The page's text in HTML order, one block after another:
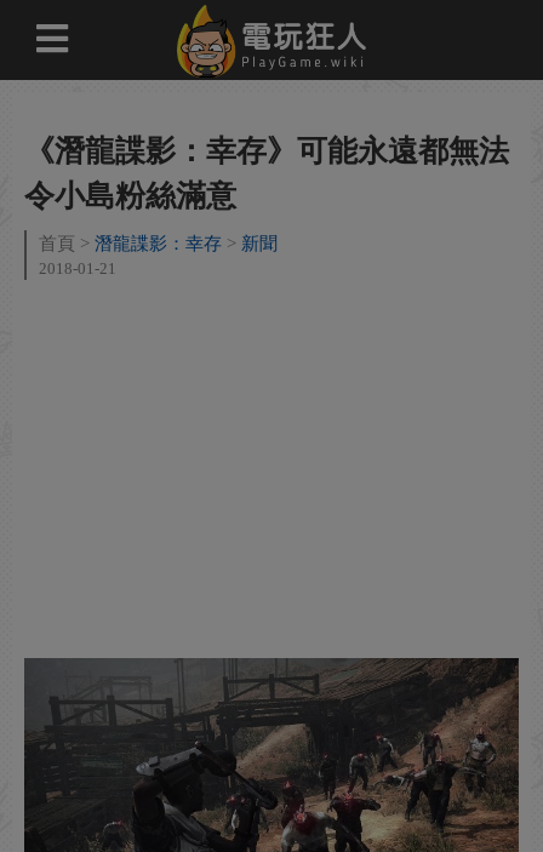
《潛龍諜影：幸存》可能永遠都無法
令小島粉絲滿意
首頁 潛龍諜影：幸存 新聞
2018-01-21